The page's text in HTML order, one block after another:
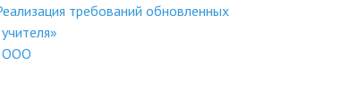
требований обновленных
ООО